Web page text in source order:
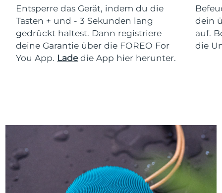
Entsperre das Gerät, indem du die
Tasten + und - 3 Sekunden lang
gedrückt haltest. Dann registriere
deine Garantie über die FOREO For
You App. Ladedie App hier herunter.
dein
auf.
die